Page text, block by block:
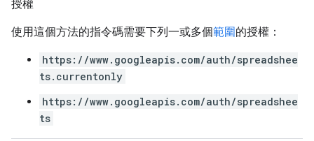
授權
使用這個方法的指令碼需要下列一或多個範圍的授權：
https://www.googleapis.com/auth/spreadshee
ts.currentonly
https://www.googleapis.com/auth/spreadshee
ts